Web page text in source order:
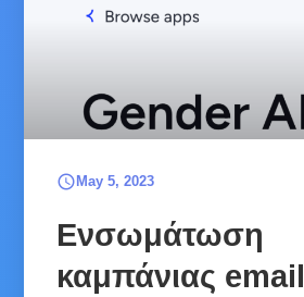
schedule May 5, 2023
Ενσωμάτωση
καμπάνιας email